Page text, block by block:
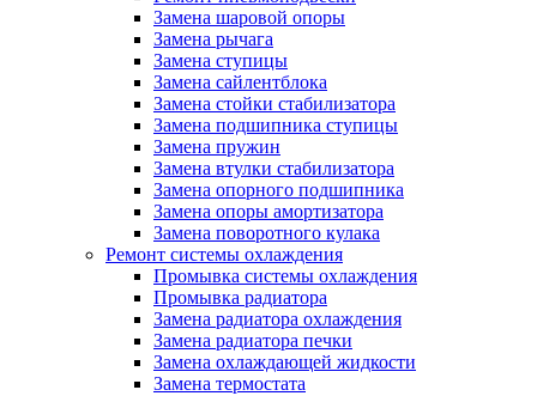
Замена шаровой опоры
Замена рычага
Замена ступицы
Замена сайлентблока
Замена стойки стабилизатора
Замена подшипника ступицы
Замена пружин
Замена втулки стабилизатора
Замена опорного подшипника
Замена опоры амортизатора
Замена поворотного кулака
Ремонт системы охлаждения
Промывка системы охлаждения
Промывка радиатора
Замена радиатора охлаждения
Замена радиатора печки
Замена охлаждающей жидкости
Замена термостата